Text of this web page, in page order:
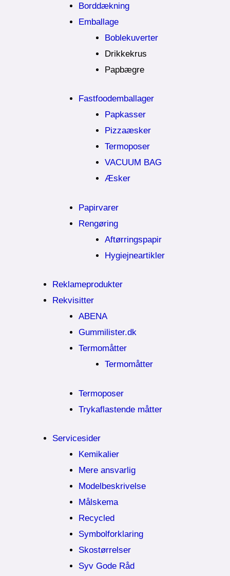
Borddækning
Emballage
Boblekuverter
Drikkekrus
Papbægre
Fastfoodemballager
Papkasser
Pizzaæsker
Termoposer
VACUUM BAG
Æsker
Papirvarer
Rengøring
Aftørringspapir
Hygiejneartikler
Reklameprodukter
Rekvisitter
ABENA
Gummilister.dk
Termomåtter
Termomåtter
Termoposer
Trykaflastende måtter
Servicesider
Kemikalier​
Mere ansvarlig
Modelbeskrivelse
Målskema
Recycled
Symbolforklaring
Skostørrelser
Syv Gode Råd